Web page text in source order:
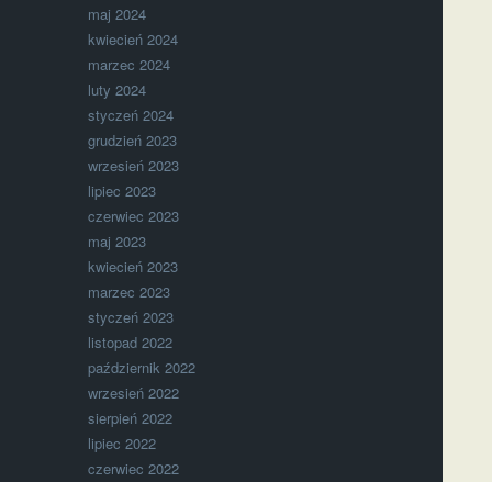
maj 2024
kwiecień 2024
marzec 2024
luty 2024
styczeń 2024
grudzień 2023
wrzesień 2023
lipiec 2023
czerwiec 2023
maj 2023
kwiecień 2023
marzec 2023
styczeń 2023
listopad 2022
październik 2022
wrzesień 2022
sierpień 2022
lipiec 2022
czerwiec 2022